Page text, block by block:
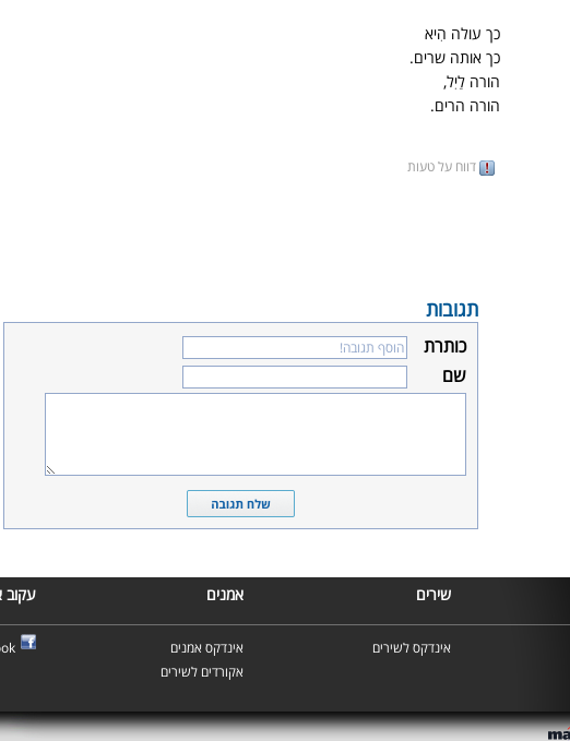
כך עולה הִיא
כך אותה שרים.
הורה לַיִל,
הורה הרים.
דווח על טעות
תגובות
כותרת
שם
שירים אמנים עקוב
אינדקס לשירים
אינדקס אמנים
אקורדים לשירים